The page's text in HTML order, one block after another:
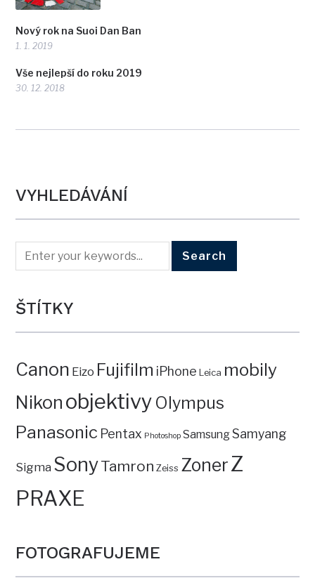
Nový rok na Suoi Dan Ban
1. 1. 2019
Vše nejlepší do roku 2019
30. 12. 2018
VYHLEDÁVÁNÍ
ŠTÍTKY
Canon Eizo Fujifilm iPhone Leica mobily
Nikon objektivy Olympus
Panasonic Pentax Photoshop SamsungSamyang
Sigma SonyTamron Zeiss ZonerZ
PRAXE
FOTOGRAFUJEME